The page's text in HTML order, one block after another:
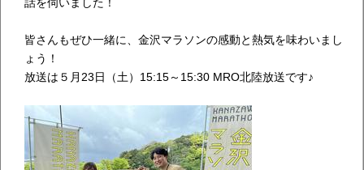
話を伺いました！
皆さんもぜひ一緒に、金沢マラソンの感動と熱気を味わいまし
ょう！
放送は５月23日（土）15:15～15:30 MRO北陸放送です♪